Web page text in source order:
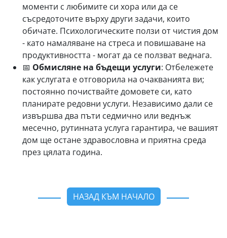
моменти с любимите си хора или да се
съсредоточите върху други задачи, които
обичате. Психологическите ползи от чистия дом
- като намаляване на стреса и повишаване на
продуктивността - могат да се ползват веднага.
📅 Обмисляне на бъдещи услуги: Отбележете
как услугата е отговорила на очакванията ви;
постоянно почиствайте домовете си, като
планирате редовни услуги. Независимо дали се
извършва два пъти седмично или веднъж
месечно, рутинната услуга гарантира, че вашият
дом ще остане здравословна и приятна среда
през цялата година.
НАЗАД КЪМ НАЧАЛО